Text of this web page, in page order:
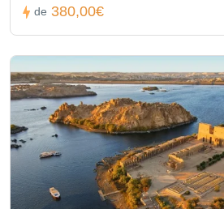
culturelle de la visite.
Q : Peut-on choisir une excursion
A : Oui, l’excursion privée Hurghada
itinéraire sur mesure avec un guide
dédié pour un maximum de confort.
Q : Existe-t-il des activités
A : Oui, comme l’entrée dans la
photos au musée égyptien, ou des
dos de chameau.
Q : Quelle est la distance entre
de 380,00€